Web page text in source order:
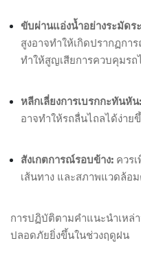
ขับผ่านแอ่งน้ำอย่างระมัดร
สูงอาจทำให้เกิดปรากฏกา
ทำให้สูญเสียการควบคุมรถ
หลีกเลี่ยงการเบรกกะทันหัน:
อาจทำให้รถลื่นไถลได้ง่าย
สังเกตการณ์รอบข้าง: ควร
เส้นทาง และสภาพแวดล้อม
การปฏิบัติตามคำแนะนำเห
ปลอดภัยยิ่งขึ้นในช่วงฤดูฝน